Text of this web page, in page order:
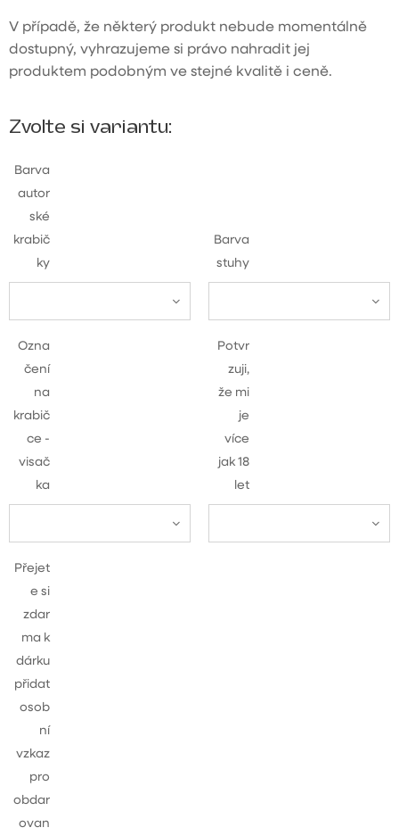
V případě, že některý produkt nebude momentálně
dostupný, vyhrazujeme si právo nahradit jej
produktem podobným ve stejné kvalitě i ceně.
Zvolte si variantu:
Barva
autor
ské
krabič
ky
Barva
stuhy
Ozna
čení
na
krabič
ce -
visač
ka
Potvr
zuji,
že mi
je
více
jak 18
let
Přejet
e si
zdar
ma k
dárku
přidat
osob
ní
vzkaz
pro
obdar
ovan